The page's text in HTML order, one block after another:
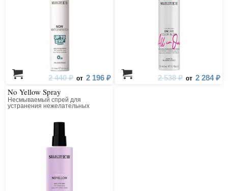
2 440 ₽ от 2 196 ₽ 2 538 ₽ от 2 284 ₽
No Yellow Spray
Несмываемый спрей для
устранения нежелательных